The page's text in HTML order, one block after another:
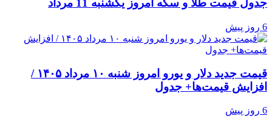
جدول قیمت طلا و سکه امروز یکشنبه 11 مرداد
6 روز پیش
قیمت جدید دلار و یورو امروز شنبه ۱۰ مرداد ۱۴۰۵ /
افزایش قیمت‌ها+ جدول
6 روز پیش